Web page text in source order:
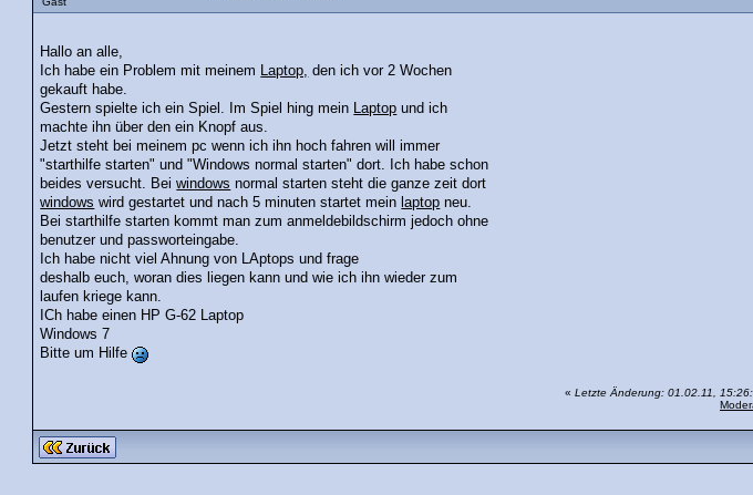
Hallo an alle,
Ich habe ein Problem mit meinem
Laptop, den ich vor 2 Wochen
gekauft habe.
Gestern spielte ich ein Spiel. Im Spiel hing mein
Laptop und ich
machte ihn über den ein Knopf aus.
Jetzt steht bei meinem pc wenn ich ihn hoch fahren will immer
"starthilfe starten" und "Windows normal starten" dort. Ich habe schon
beides versucht. Beiwindows normal starten steht die ganze zeit dort
windows wird gestartet und nach 5 minuten startet mein laptop neu.
Bei starthilfe starten kommt man zum anmeldebildschirm jedoch ohne
benutzer und passworteingabe.
Ich habe nicht viel Ahnung von LAptops und frage
deshalb euch, woran dies liegen kann und wie ich ihn wieder zum
laufen kriege kann.
ICh habe einen HP G-62 Laptop
Windows 7
Bitte um Hilfe
« Letzte Änderung: 01.02.11,